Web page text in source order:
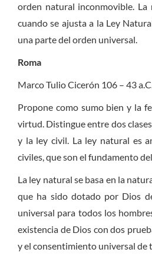
orden natural inconmovible. La
cuando se ajusta a la Ley
una parte del orden universal.
Roma
Marco Tulio Cicerón 106 – 43
Propone como sumo bien y la
virtud. Distingue entre dos
y la ley civil. La ley natural es
civiles, que son el fundamento
La ley natural se basa en la
que ha sido dotado por Dios
universal para todos los
existencia de Dios con dos
y el consentimiento universal de